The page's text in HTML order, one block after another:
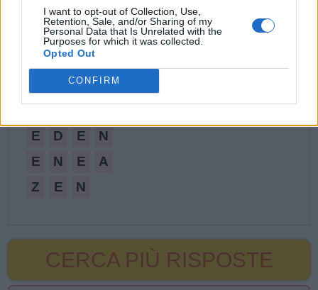
I want to opt-out of Collection, Use,
Retention, Sale, and/or Sharing of my
Personal Data that Is Unrelated with the
Purposes for which it was collected.
Opted Out
CONFIRM
A N
E
A N Z
E
E
A
C E
E
D E
N
E
N E
A
Z
E N
CERCA PIÙ RISPOSTE